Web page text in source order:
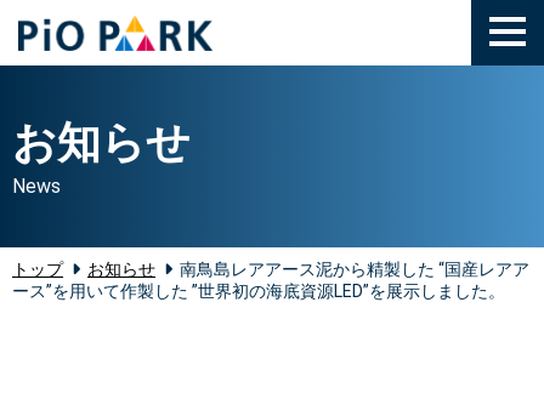
お知らせ
News
トップ お知らせ
南鳥島レアアース泥から精製した “国産レアア
ース”を用いて作製した ”世界初の海底資源LED”を展示しました。